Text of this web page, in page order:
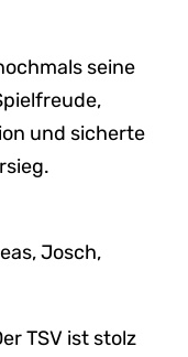
seine
und sicherte
Josch,
TSV ist stolz